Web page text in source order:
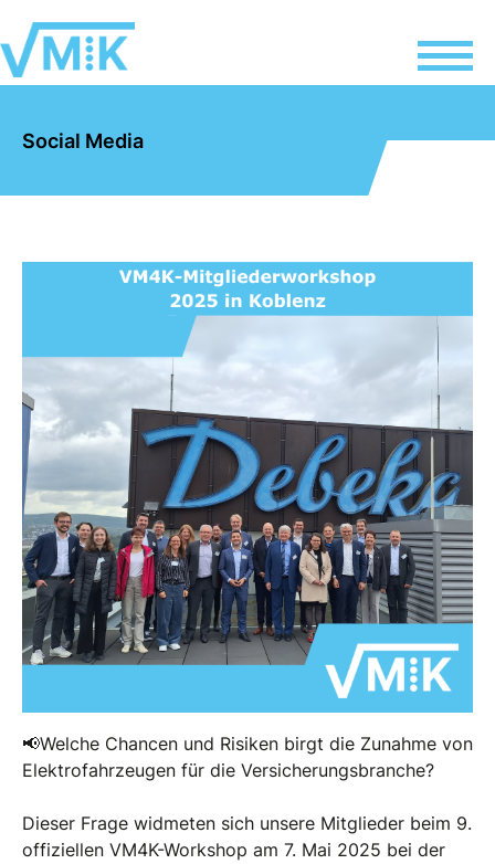
Social Media
📢Welche Chancen und Risiken birgt die Zunahme von
Elektrofahrzeugen für die Versicherungsbranche?
Dieser Frage widmeten sich unsere Mitglieder beim 9.
offiziellen VM4K-Workshop am 7. Mai 2025 bei der